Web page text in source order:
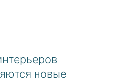
новые